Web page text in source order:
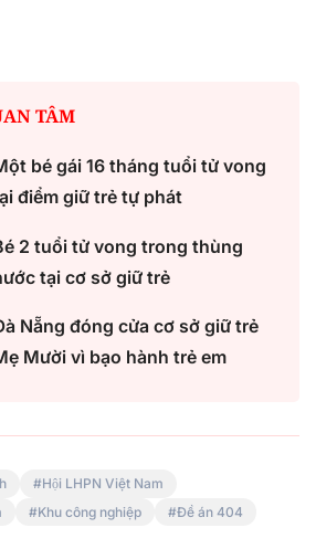
TÂM
bé gái 16 tháng tuổi tử vong
điểm giữ trẻ tự phát
2 tuổi tử vong trong thùng
tại cơ sở giữ trẻ
Nẵng đóng cửa cơ sở giữ trẻ
Mười vì bạo hành trẻ em
Hội LHPN Việt Nam
Khu công nghiệp
Đề án 404